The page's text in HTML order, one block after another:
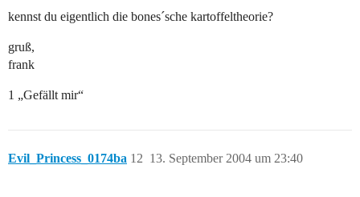
kennst du eigentlich die bones´sche kartoffeltheorie?
gruß,
frank
1 „Gefällt mir“
Evil_Princess_0174ba 13. September 2004 um 23:40
12